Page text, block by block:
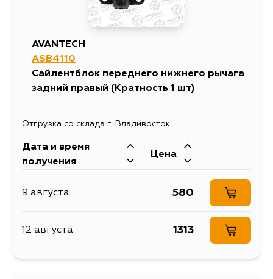
AVANTECH
ASB4110
Сайлентблок переднего нижнего рычага
задний правый (Кратность 1 шт)
Отгрузка со склада г. Владивосток
Дата и время
получения
Цена
9 августа 580
12 августа 1313